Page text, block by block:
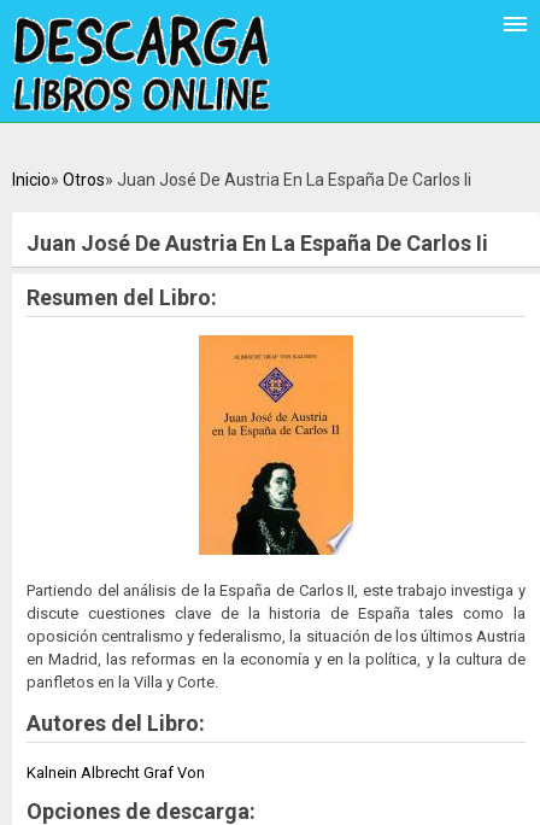
Inicio Otros Juan José De Austria En La España De Carlos Ii
Juan José De Austria En La España De Carlos Ii
Resumen del Libro:
Partiendo del análisis de la España de Carlos II, este trabajo investiga y
discute cuestiones clave de la historia de España tales como la
oposición centralismo y federalismo, la situación de los últimos Austria
en Madrid, las reformas en la economía y en la política, y la cultura de
panfletos en la Villa y Corte.
Autores del Libro:
Kalnein Albrecht Graf Von
Opciones de descarga: